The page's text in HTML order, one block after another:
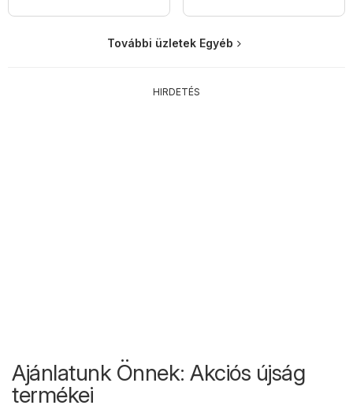
További üzletek Egyéb
HIRDETÉS
Ajánlatunk Önnek: Akciós újság
termékei